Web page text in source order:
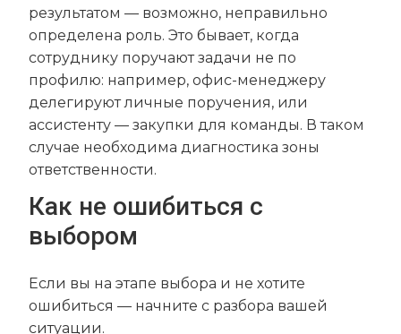
результатом — возможно, неправильно
определена роль. Это бывает, когда
сотруднику поручают задачи не по
профилю: например, офис-менеджеру
делегируют личные поручения, или
ассистенту — закупки для команды. В таком
случае необходима диагностика зоны
ответственности.
Как не ошибиться с
выбором
Если вы на этапе выбора и не хотите
ошибиться — начните с разбора вашей
ситуации.